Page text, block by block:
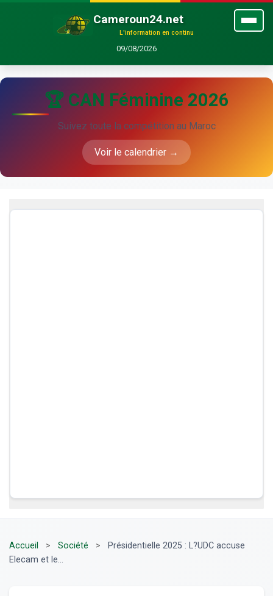
Cameroun24.net
L'information en continu
09/08/2026
🏆 CAN Féminine 2026
Suivez toute la compétition au Maroc
Voir le calendrier →
Accueil > Société >
Présidentielle 2025 : L?UDC accuse
Elecam et le...